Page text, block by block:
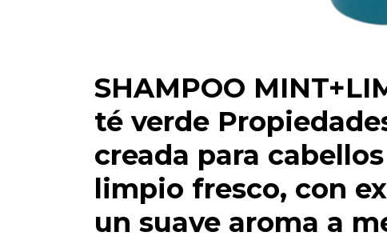
SHAMPOO
té verde
creada para
limpio fresco, con
un suave aroma a